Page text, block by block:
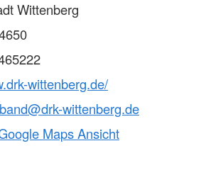
Wittenberg
wittenberg.de/
wittenberg.de
Maps Ansicht